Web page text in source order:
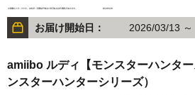
お届け開始日： 2026/03/13 ～
amiibo ルディ【モンスターハンタ
ンスターハンターシリーズ）